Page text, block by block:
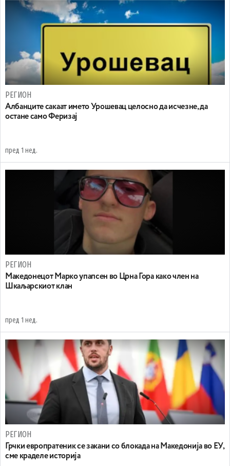
РЕГИОН
Aлбанците сакаат името Урошевац целосно да исчезне, да
остане само Феризај
пред 1 нед.
РЕГИОН
Maкедонецот Марко упапсен во Црна Гора како член на
Шкаљарскиот клан
пред 1 нед.
РЕГИОН
Грчки европратеник се закани со блокада на Македонија во ЕУ,
сме краделе историја